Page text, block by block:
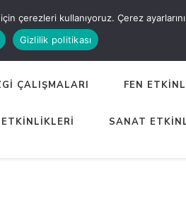
ÇALIŞMALARI FEN
SANAT
çerezleri kullanıyoruz. Çerez
Gizlilik politikası